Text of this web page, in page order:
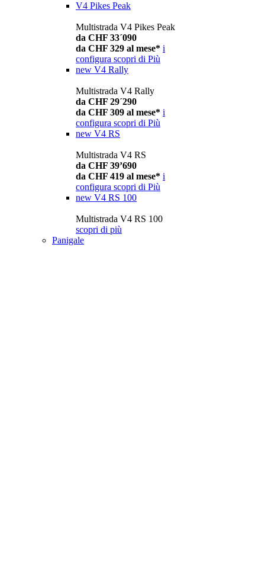
V4 Pikes Peak
Multistrada V4 Pikes Peak
da CHF 33´090
da CHF 329 al mese* i
configura scopri di Più
new V4 Rally
Multistrada V4 Rally
da CHF 29´290
da CHF 309 al mese* i
configura scopri di Più
new V4 RS
Multistrada V4 RS
da CHF 39’690
da CHF 419 al mese* i
configura scopri di Più
new V4 RS 100
Multistrada V4 RS 100
scopri di più
Panigale